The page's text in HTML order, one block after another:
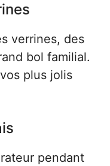
verrines, des
bol familial.
plus jolis
pendant